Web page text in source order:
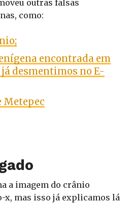
outras falsas
como:
encontrada em
desmentimos no E-
Metepec
a imagem do crânio
x, mas isso já explicamos lá